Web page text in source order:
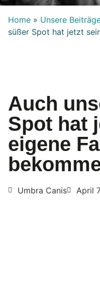
Home » Unsere
süßer Spot hat jetzt
Auch
Spot hat
eigene
Umbra Canis April